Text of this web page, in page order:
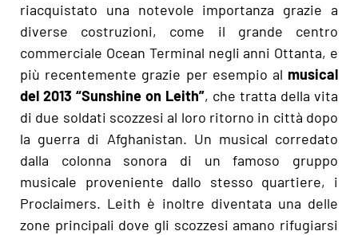
riacquistato una notevole importanza grazie a
diverse costruzioni, come il grande centro
commerciale Ocean Terminal negli anni Ottanta, e
più recentemente grazie per esempio al musical
del 2013 “Sunshine on Leith”, che tratta della vita
di due soldati scozzesi al loro ritorno in città dopo
la guerra di Afghanistan. Un musical corredato
dalla colonna sonora di un famoso gruppo
musicale proveniente dallo stesso quartiere, i
Proclaimers. Leith è inoltre diventata una delle
zone principali dove gli scozzesi amano rifugiarsi